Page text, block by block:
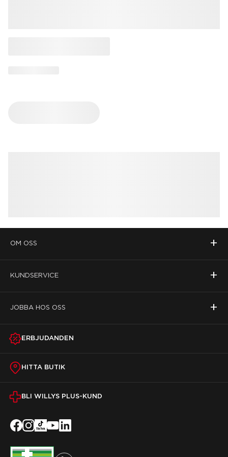
OM OSS +
KUNDSERVICE +
JOBBA HOS OSS +
ERBJUDANDEN
HITTA BUTIK
BLI WILLYS PLUS-KUND